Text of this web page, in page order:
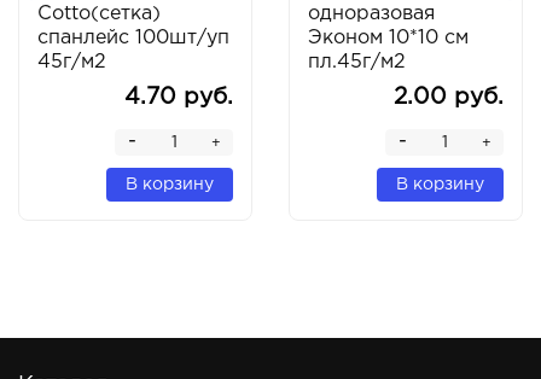
Cotto(cетка)
спанлейс 100шт/уп
45г/м2
4.70 руб.
+
-
В корзину
одноразовая
Эконом 10*10 см
пл.45г/м2
2.00 руб.
+
-
В корзину